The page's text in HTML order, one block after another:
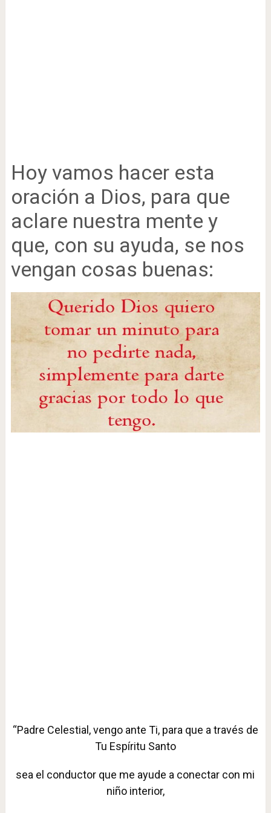
Hoy vamos hacer esta
oración a Dios, para que
aclare nuestra mente y
que, con su ayuda, se nos
vengan cosas buenas:
“Padre Celestial, vengo ante Ti, para que a través de
Tu Espíritu Santo
sea el conductor que me ayude a conectar con mi
niño interior,